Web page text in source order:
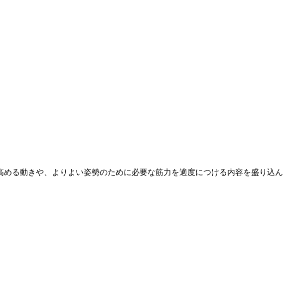
る動きや、よりよい姿勢のために必要な筋力を適度につける内容を盛り込ん